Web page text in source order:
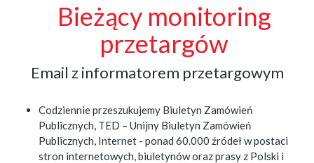
Bieżący monitoring
przetargów
Email z informatorem przetargowym
Codziennie przeszukujemy Biuletyn Zamówień
Publicznych, TED – Unijny Biuletyn Zamówień
Publicznych, Internet - ponad 60.000 źródeł w postaci
stron internetowych, biuletynów oraz prasy z Polski i